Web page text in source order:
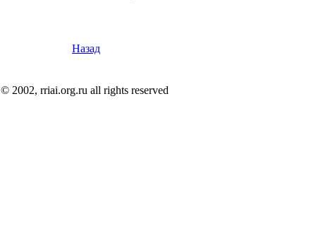
Назад
© 2002, rriai.org.ru all rights reserved